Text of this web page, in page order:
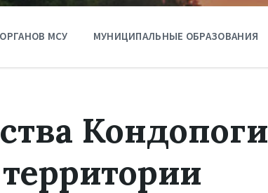
МСУ МУНИЦИПАЛЬНЫЕ ОБРАЗОВАНИЯ
Кондопоги